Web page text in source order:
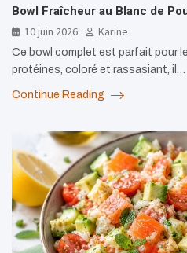
Bowl Fraîcheur au Blanc de
10 juin 2026
Karine
Ce bowl complet est parfait pour
protéines, coloré et rassasiant, il…
Continue Reading